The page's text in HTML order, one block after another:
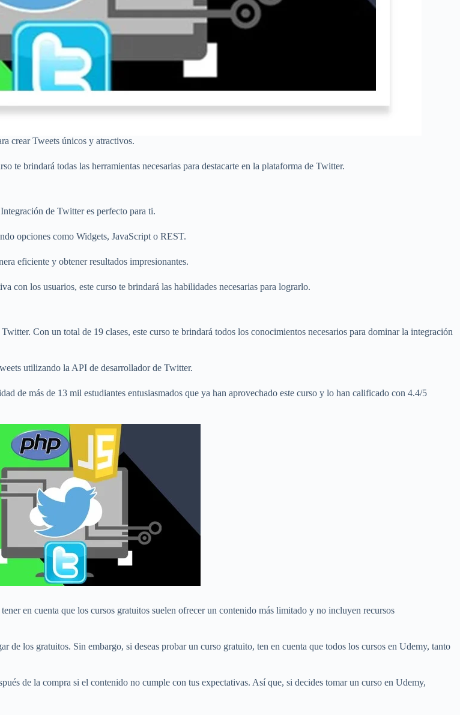
crear Tweets únicos y atractivos.
te brindará todas las herramientas necesarias para destacarte en la plataforma de Twitter.
de Twitter es perfecto para ti.
opciones como Widgets, JavaScript o REST.
eficiente y obtener resultados impresionantes.
con los usuarios, este curso te brindará las habilidades necesarias para lograrlo.
Con un total de 19 clases, este curso te brindará todos los conocimientos necesarios para dominar la integración
utilizando la API de desarrollador de Twitter.
de más de 13 mil estudiantes entusiasmados que ya han aprovechado este curso y lo han calificado con 4.4/5
en cuenta que los cursos gratuitos suelen ofrecer un contenido más limitado y no incluyen recursos
de los gratuitos. Sin embargo, si deseas probar un curso gratuito, ten en cuenta que todos los cursos en Udemy, tanto
de la compra si el contenido no cumple con tus expectativas. Así que, si decides tomar un curso en Udemy,